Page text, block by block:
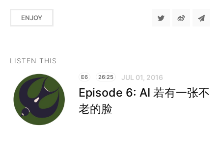
ENJOY
LISTEN THIS
E6 26:25 JUL 01, 2016
Episode 6: AI 若有一张不
老的脸